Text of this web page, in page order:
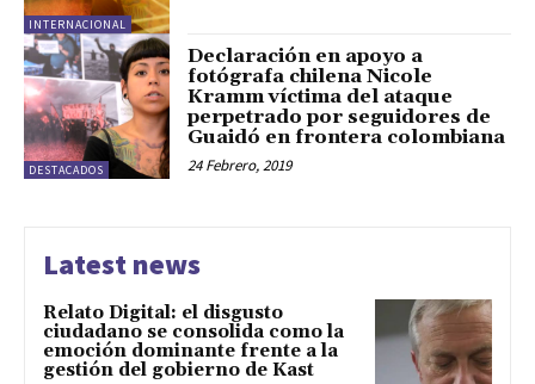
INTERNACIONAL
DESTACADOS
Declaración en apoyo a
fotógrafa chilena Nicole
Kramm víctima del ataque
perpetrado por seguidores de
Guaidó en frontera colombiana
24 Febrero, 2019
Latest news
Relato Digital: el disgusto
ciudadano se consolida como la
emoción dominante frente a la
gestión del gobierno de Kast